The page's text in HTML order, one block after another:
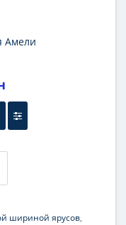
Амели
шириной ярусов,